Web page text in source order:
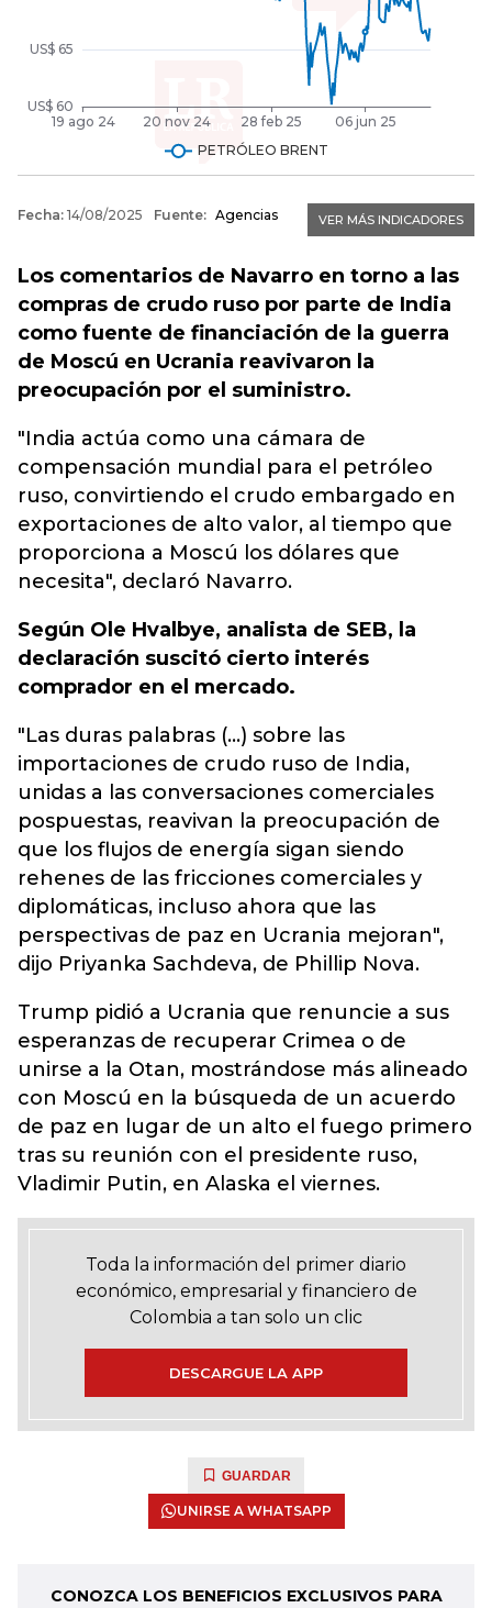
Los comentarios de Navarro en torno a las
compras de crudo ruso por parte de India
como fuente de financiación de la guerra
de Moscú en Ucrania reavivaron la
preocupación por el suministro.
"India actúa como una cámara de
compensación mundial para el petróleo
ruso, convirtiendo el crudo embargado en
exportaciones de alto valor, al tiempo que
proporciona a Moscú los dólares que
necesita", declaró Navarro.
Según Ole Hvalbye, analista de SEB, la
declaración suscitó cierto interés
comprador en el mercado.
"Las duras palabras (...) sobre las
importaciones de crudo ruso de India,
unidas a las conversaciones comerciales
pospuestas, reavivan la preocupación de
que los flujos de energía sigan siendo
rehenes de las fricciones comerciales y
diplomáticas, incluso ahora que las
perspectivas de paz en Ucrania mejoran",
dijo Priyanka Sachdeva, de Phillip Nova.
Trump pidió a Ucrania que renuncie a sus
esperanzas de recuperar Crimea o de
unirse a la Otan, mostrándose más alineado
con Moscú en la búsqueda de un acuerdo
de paz en lugar de un alto el fuego primero
tras su reunión con el presidente ruso,
Vladimir Putin, en Alaska el viernes.
Toda la información del primer diario
económico, empresarial y financiero de
Colombia a tan solo un clic
DESCARGUE LA APP
GUARDAR
UNIRSE A WHATSAPP
CONOZCA LOS BENEFICIOS EXCLUSIVOS PARA